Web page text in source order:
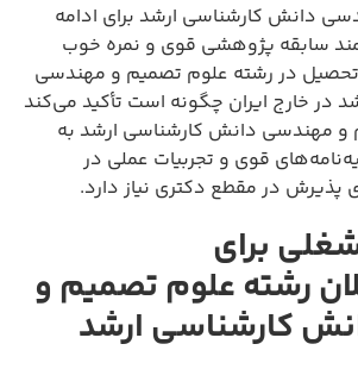
دانش کارشناسی ارشد برای ادامه
سابقه پژوهشی قوی و نمره خوب
تحصیل در رشته علوم تصمیم و مهندسی
در خارج ایران چگونه است تأکید می‌کند
و مهندسی دانش کارشناسی ارشد به
قوی و تجربیات عملی در
پذیرش در مقطع دکتری نیاز دارد.
برای
رشته علوم تصمیم و
کارشناسی ارشد